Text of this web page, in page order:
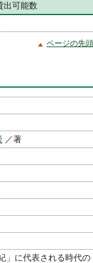
出可能数
ページの先
／著
」に代表される時代の